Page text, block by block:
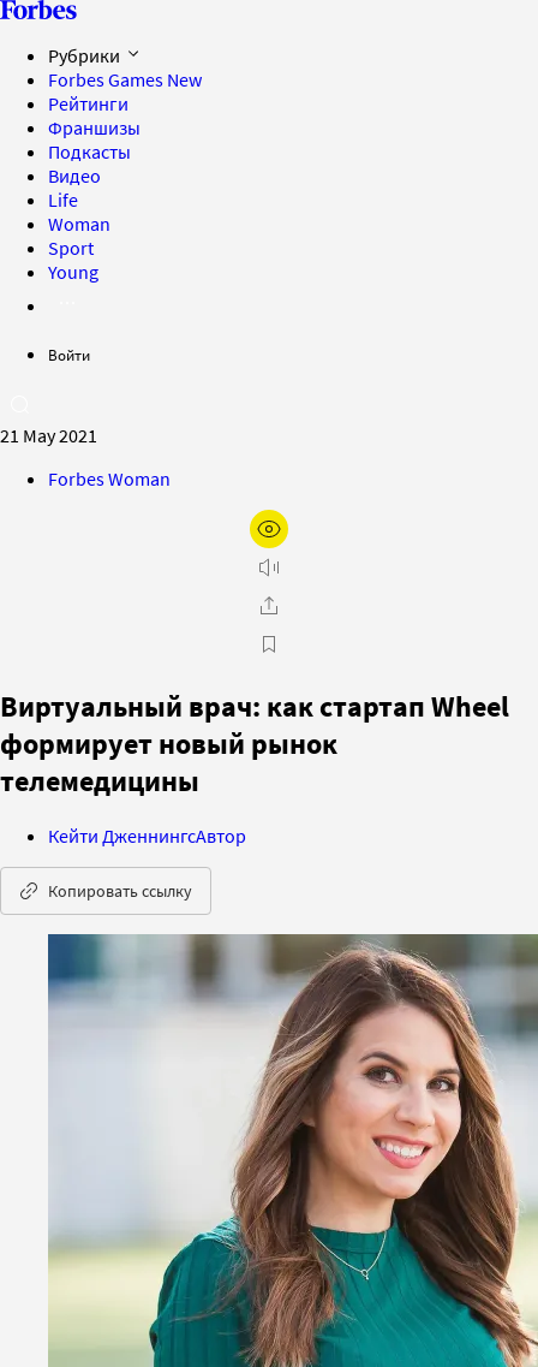
Рубрики
Forbes Games New
Рейтинги
Франшизы
Подкасты
Видео
Life
Woman
Sport
Young
Войти
21 May 2021
Forbes Woman
Виртуальный врач: как стартап Wheel
формирует новый рынок
телемедицины
Кейти ДженнингсАвтор
Копировать ссылку